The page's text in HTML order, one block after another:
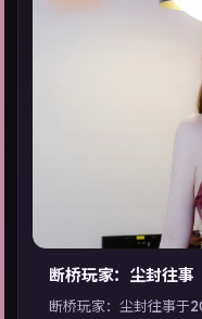
断桥玩家：尘封往事
断桥玩家：尘封往事于